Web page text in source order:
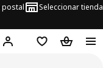
postal Seleccionar tienda
Hej! Inicia sesión o
Lista de la
Carrito